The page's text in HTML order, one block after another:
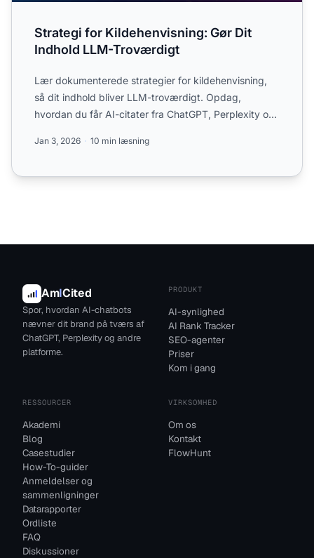
Strategi for Kildehenvisning: Gør Dit
Indhold LLM-Troværdigt
Lær dokumenterede strategier for kildehenvisning,
så dit indhold bliver LLM-troværdigt. Opdag,
hvordan du får AI-citater fra ChatGPT, Perplexity og
Jan 3, 2026 10 min læsning
AmICited
Spor, hvordan AI-chatbots
nævner dit brand på tværs af
ChatGPT, Perplexity og andre
platforme.
PRODUKT
AI-synlighed
AI Rank Tracker
SEO-agenter
Priser
Kom i gang
RESSOURCER
Akademi
Blog
Casestudier
How-To-guider
Anmeldelser og
sammenligninger
Datarapporter
Ordliste
FAQ
Diskussioner
VIRKSOMHED
Om os
Kontakt
FlowHunt